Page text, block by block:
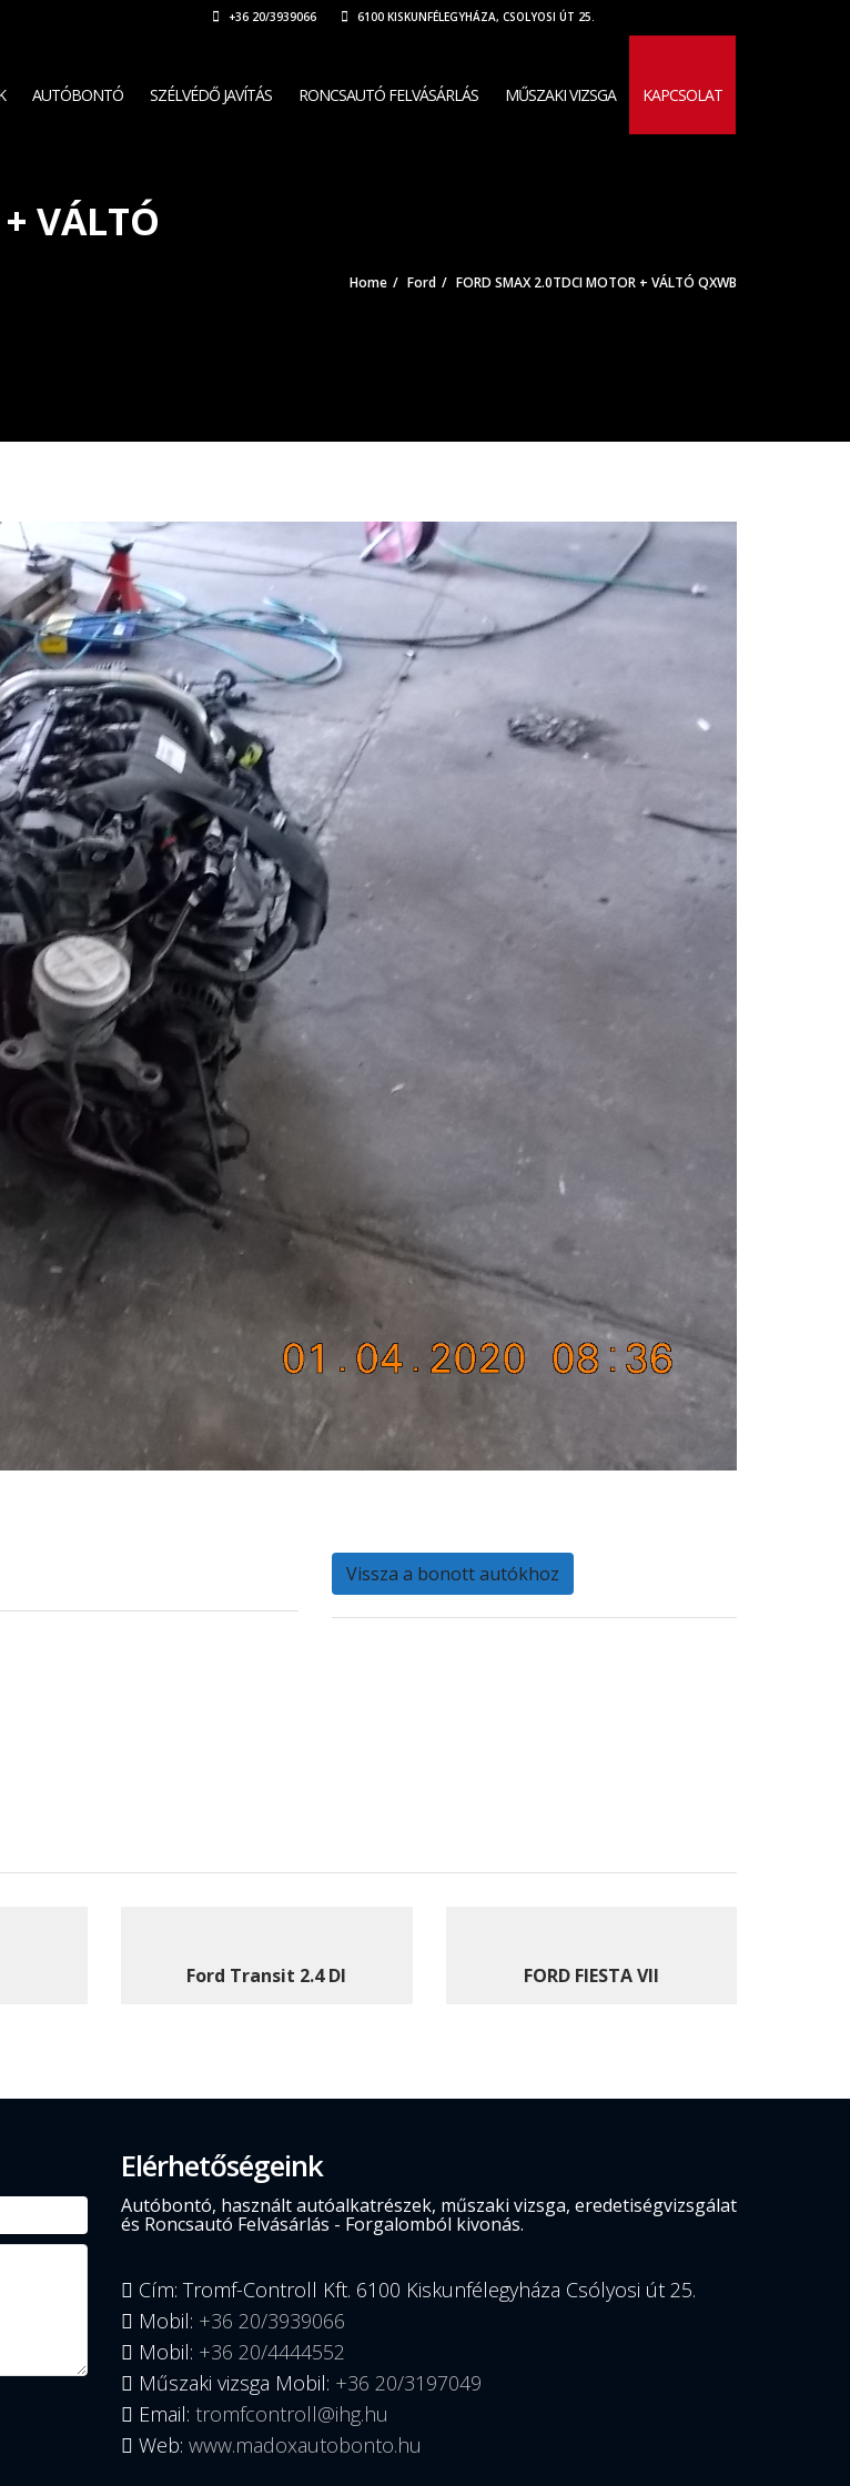
+36 20/3939066 6100 KISKUNFÉLEGYHÁZA, CSOLYOSI ÚT 25.
AUTÓBONTÓ SZÉLVÉDŐ JAVÍTÁS RONCSAUTÓ FELVÁSÁRLÁS MŰSZAKI VIZSGA KAPCSOLAT
VÁLTÓ
Home Ford FORD SMAX 2.0TDCI MOTOR + VÁLTÓ QXWB
Vissza a bonott autókhoz
Ford Transit 2.4 DI FORD FIESTA VII
Elérhetőségeink
Autóbontó, használt autóalkatrészek, műszaki vizsga, eredetiségvizsgálat
és Roncsautó Felvásárlás - Forgalomból kivonás.
Cím: Tromf-Controll Kft. 6100 Kiskunfélegyháza Csólyosi út 25.
Mobil: +36 20/3939066
Mobil: +36 20/4444552
Műszaki vizsga Mobil: +36 20/3197049
Email: tromfcontroll@ihg.hu
Web: www.madoxautobonto.hu